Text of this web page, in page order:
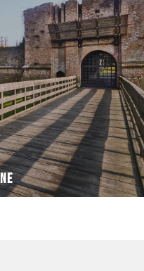
fu costruita dai veneziani a
scopo di rafforzare le difese